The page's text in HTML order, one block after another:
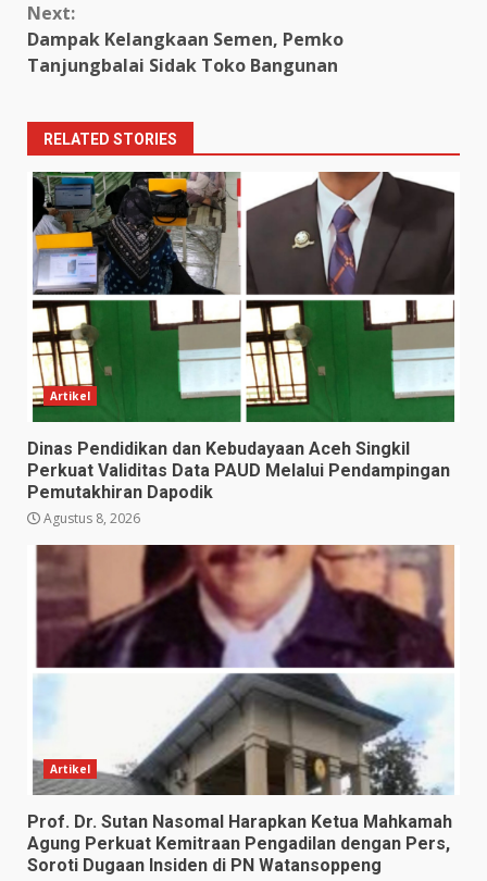
Next:
Dampak Kelangkaan Semen, Pemko
Tanjungbalai Sidak Toko Bangunan
RELATED STORIES
Artikel
Dinas Pendidikan dan Kebudayaan Aceh Singkil
Perkuat Validitas Data PAUD Melalui Pendampingan
Pemutakhiran Dapodik
Agustus 8, 2026
Artikel
Prof. Dr. Sutan Nasomal Harapkan Ketua Mahkamah
Agung Perkuat Kemitraan Pengadilan dengan Pers,
Soroti Dugaan Insiden di PN Watansoppeng